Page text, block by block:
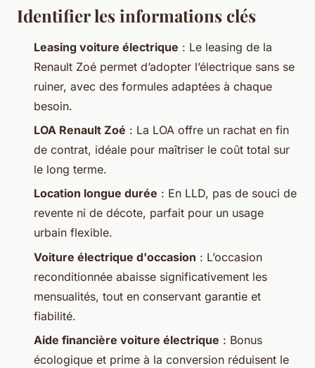
Identifier les informations clés
Leasing voiture électrique : Le leasing de la
Renault Zoé permet d’adopter l’électrique sans se
ruiner, avec des formules adaptées à chaque
besoin.
LOA Renault Zoé : La LOA offre un rachat en fin
de contrat, idéale pour maîtriser le coût total sur
le long terme.
Location longue durée : En LLD, pas de souci de
revente ni de décote, parfait pour un usage
urbain flexible.
Voiture électrique d'occasion : L’occasion
reconditionnée abaisse significativement les
mensualités, tout en conservant garantie et
fiabilité.
Aide financière voiture électrique : Bonus
écologique et prime à la conversion réduisent le